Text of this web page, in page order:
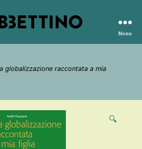
editore
Menu
globalizzazione raccontata a mia
🔍